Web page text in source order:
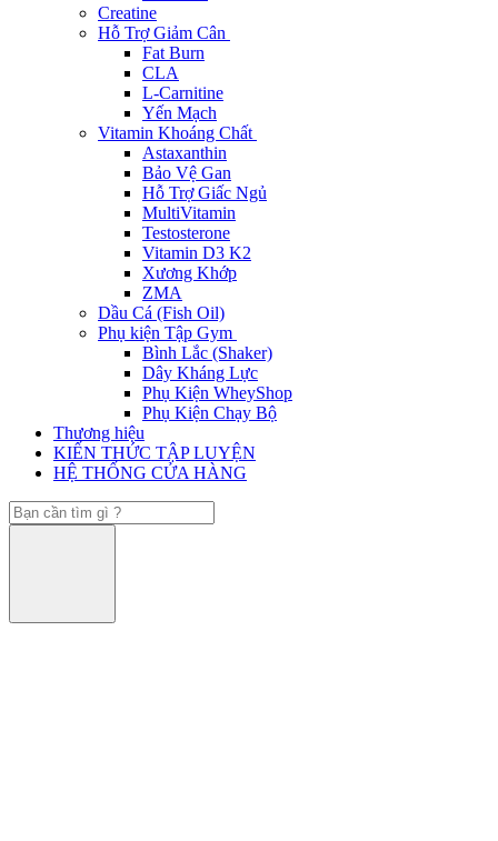
Creatine
Hỗ Trợ Giảm Cân
Fat Burn
CLA
L-Carnitine
Yến Mạch
Vitamin Khoáng Chất
Astaxanthin
Bảo Vệ Gan
Hỗ Trợ Giấc Ngủ
MultiVitamin
Testosterone
Vitamin D3 K2
Xương Khớp
ZMA
Dầu Cá (Fish Oil)
Phụ kiện Tập Gym
Bình Lắc (Shaker)
Dây Kháng Lực
Phụ Kiện WheyShop
Phụ Kiện Chạy Bộ
Thương hiệu
KIẾN THỨC TẬP LUYỆN
HỆ THỐNG CỬA HÀNG